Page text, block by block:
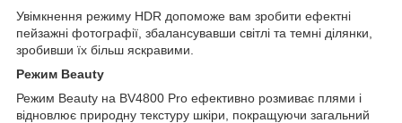
Увімкнення режиму HDR допоможе вам зробити ефектні
пейзажні фотографії, збалансувавши світлі та темні ділянки,
зробивши їх більш яскравими.
Режим Beauty
Режим Beauty на BV4800 Pro ефективно розмиває плями і
відновлює природну текстуру шкіри, покращуючи загальний